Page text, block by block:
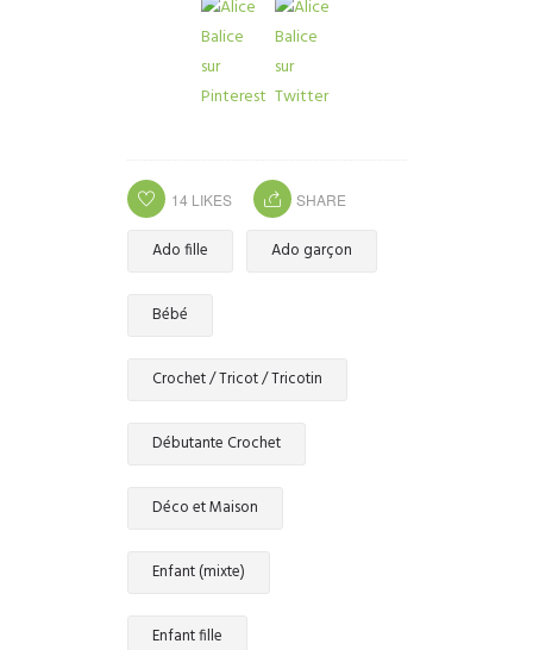
14 LIKES SHARE
Ado fille Ado garçon
Bébé
Crochet / Tricot / Tricotin
Débutante Crochet
Déco et Maison
Enfant (mixte)
Enfant fille